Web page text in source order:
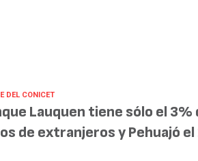
DEL CONICET
Lauquen tiene sólo el
de extranjeros y Pehuajó el